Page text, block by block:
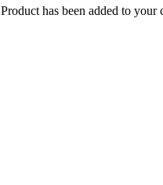
Product has been added to your